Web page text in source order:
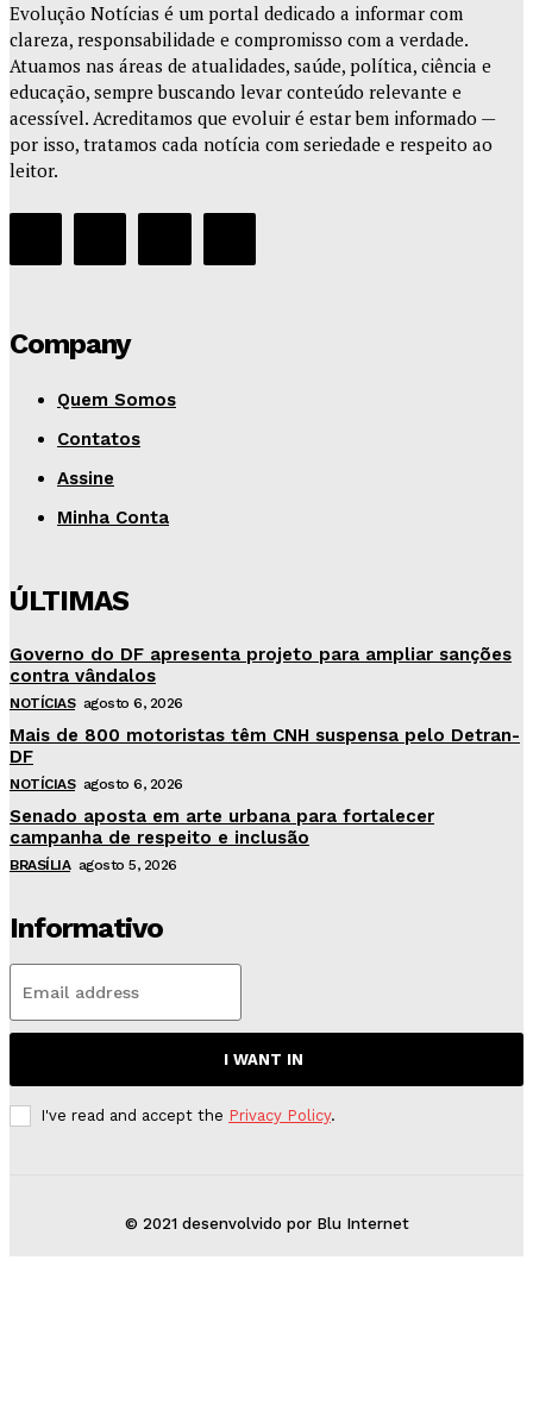
Evolução Notícias é um portal dedicado a informar com
clareza, responsabilidade e compromisso com a verdade.
Atuamos nas áreas de atualidades, saúde, política, ciência e
educação, sempre buscando levar conteúdo relevante e
acessível. Acreditamos que evoluir é estar bem informado —
por isso, tratamos cada notícia com seriedade e respeito ao
leitor.
Company
Quem Somos
Contatos
Assine
Minha Conta
ÚLTIMAS
Governo do DF apresenta projeto para ampliar sanções
contra vândalos
NOTÍCIAS agosto 6, 2026
Mais de 800 motoristas têm CNH suspensa pelo Detran-
DF
NOTÍCIAS agosto 6, 2026
Senado aposta em arte urbana para fortalecer
campanha de respeito e inclusão
BRASÍLIA agosto 5, 2026
Informativo
I WANT IN
I've read and accept the Privacy Policy.
© 2021 desenvolvido por Blu Internet